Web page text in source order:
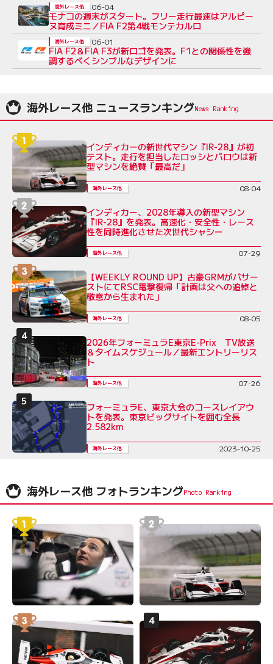
モナコの週末がスタート。フリー走行最速はアルピー
ヌ育成ミニ／FIA F2第4戦モンテカルロ
海外レース他 06-04
FIA F2＆FIA F3が新ロゴを発表。F1との関係性を強
調するべくシンプルなデザインに
海外レース他 06-01
海外レース他 ニュースランキング
インディカーの新世代マシン『IR-28』が初
テスト。走行を担当したロッシとパロウは新
型マシンを絶賛「最高だ」
海外レース他 08-04
インディカー、2028年導入の新型マシン
『IR-28』を発表。高速化・安全性・レース
性を同時進化させた次世代シャシー
海外レース他 07-29
【WEEKLY ROUND UP】古豪GRMがバサー
ストにてRSC電撃復帰「計画は父への追悼と
敬意から生まれた」
海外レース他 08-05
2026年フォーミュラE東京E-Prix TV放送
＆タイムスケジュール／最新エントリーリス
ト
海外レース他 07-26
フォーミュラE、東京大会のコースレイアウ
トを発表。東京ビッグサイトを囲む全長
2.582km
海外レース他 2023-10-25
海外レース他 フォトランキング